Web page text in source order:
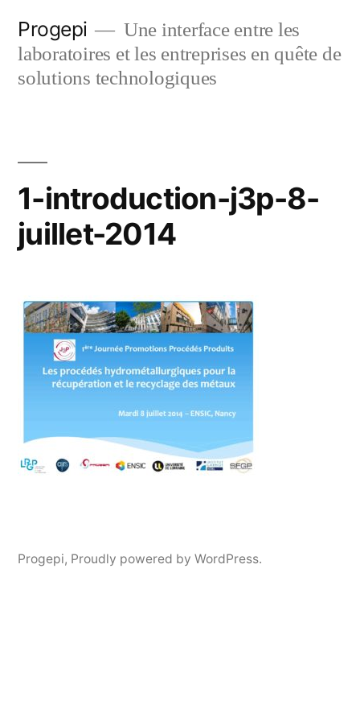
content
Progepi
Une interface entre les
laboratoires et les entreprises en quête de
solutions technologiques
1-introduction-j3p-8-
juillet-2014
Progepi, Proudly powered by WordPress.